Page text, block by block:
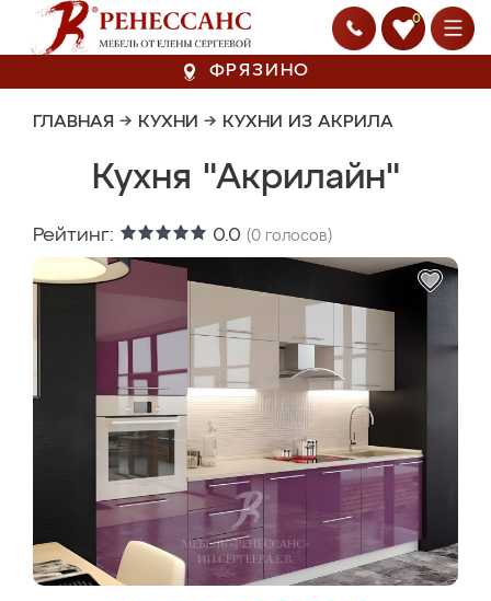
0
ФРЯЗИНО
ГЛАВНАЯ → КУХНИ → КУХНИ ИЗ АКРИЛА
Кухня "Акрилайн"
Рейтинг: 0.0 (0 голосов)